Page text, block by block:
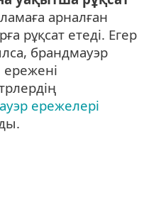
арналған
рұқсат етеді. Егер
брандмауэр
ережелері